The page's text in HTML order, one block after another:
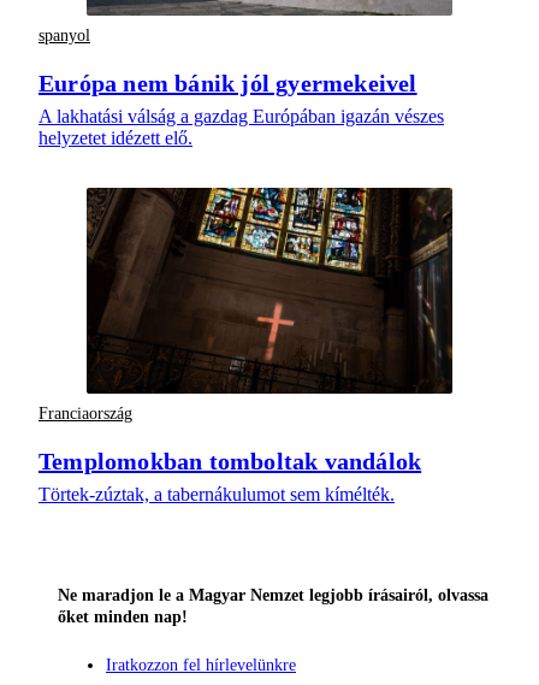
spanyol
Európa nem bánik jól gyermekeivel
A lakhatási válság a gazdag Európában igazán vészes
helyzetet idézett elő.
Franciaország
Templomokban tomboltak vandálok
Törtek-zúztak, a tabernákulumot sem kímélték.
Ne maradjon le a Magyar Nemzet legjobb írásairól, olvassa
őket minden nap!
Iratkozzon fel hírlevelünkre